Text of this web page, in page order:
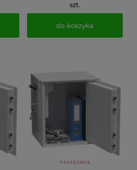
szt.
do koszyka